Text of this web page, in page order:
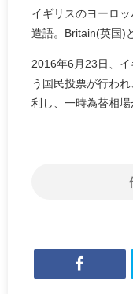
イギリスのヨーロ
造語。Britain(英国)
2016年6月23日、
う国民投票が行わ
利し、一時為替相場